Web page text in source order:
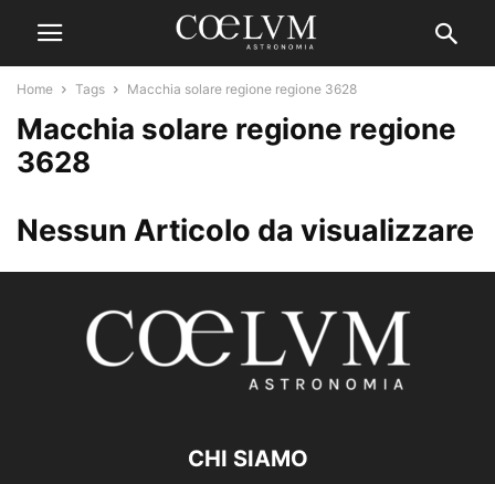
Home Tags Macchia solare regione regione 3628
Macchia solare regione regione
3628
Nessun Articolo da visualizzare
CHI SIAMO